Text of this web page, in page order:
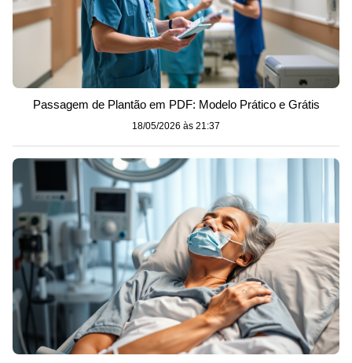
Passagem de Plantão em PDF: Modelo Prático e Grátis
18/05/2026 às 21:37